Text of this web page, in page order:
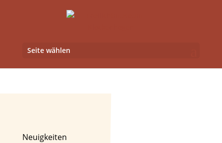
Seite wählen
Neuigkeiten